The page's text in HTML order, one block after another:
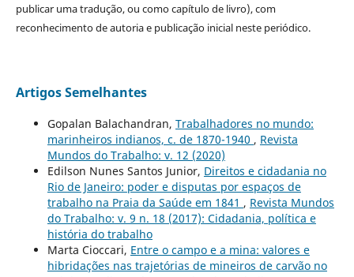
publicar uma tradução, ou como capítulo de livro), com
reconhecimento de autoria e publicação inicial neste periódico.
Artigos Semelhantes
Gopalan Balachandran, Trabalhadores no mundo:
marinheiros indianos, c. de 1870-1940 , Revista
Mundos do Trabalho: v. 12 (2020)
Edilson Nunes Santos Junior, Direitos e cidadania no
Rio de Janeiro: poder e disputas por espaços de
trabalho na Praia da Saúde em 1841 , Revista Mundos
do Trabalho: v. 9 n. 18 (2017): Cidadania, política e
história do trabalho
Marta Cioccari, Entre o campo e a mina: valores e
hibridações nas trajetórias de mineiros de carvão no